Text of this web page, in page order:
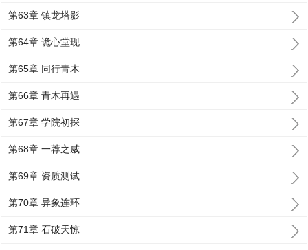
第63章 镇龙塔影
第64章 诡心堂现
第65章 同行青木
第66章 青木再遇
第67章 学院初探
第68章 一荐之威
第69章 资质测试
第70章 异象连环
第71章 石破天惊